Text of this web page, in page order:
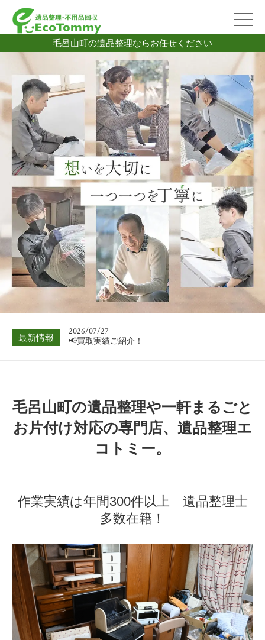
毛呂山町の遺品整理ならお任せください
最新情報
2026/07/06
📢買取実績ご紹介！
2026/08/03
📢買取実績ご紹介！
2026/07/27
📢買取実績ご紹介！
2026/07/13
📢買取実績ご紹介！
📢買取実績ご紹介！
2026/08/03
毛呂山町の遺品整理や一軒まるごと
お片付け対応の専門店、遺品整理エ
コトミー。
作業実績は年間300件以上 遺品整理士
多数在籍！